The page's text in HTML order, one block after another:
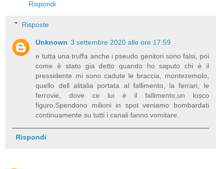
Rispondi
Risposte
Unknown 3 settembre 2020 alle ore 17:59
e tutta una truffa anche i pseudo genitori sono falsi, poi
come è stato gia detto quando ho saputo chi è il
pressidente mi sono cadute le braccia, montezemolo,
quello dell alitalia portata al fallimento, la ferrari, le
ferrovie, dove ce lui è il fallimento,un losco
figuro.Spendono milioni in spot veniamo bombardati
continuamente su tutti i canali fanno vomitare.
Rispondi